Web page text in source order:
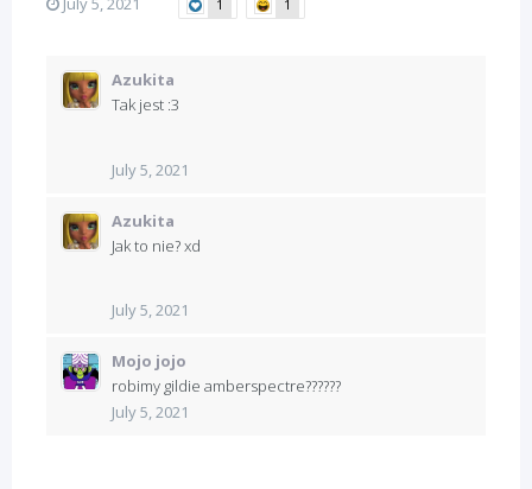
1 1
Azukita
Tak jest :3
July 5, 2021
Azukita
Jak to nie? xd
July 5, 2021
Mojo jojo
robimy gildie amberspectre??????
July 5, 2021